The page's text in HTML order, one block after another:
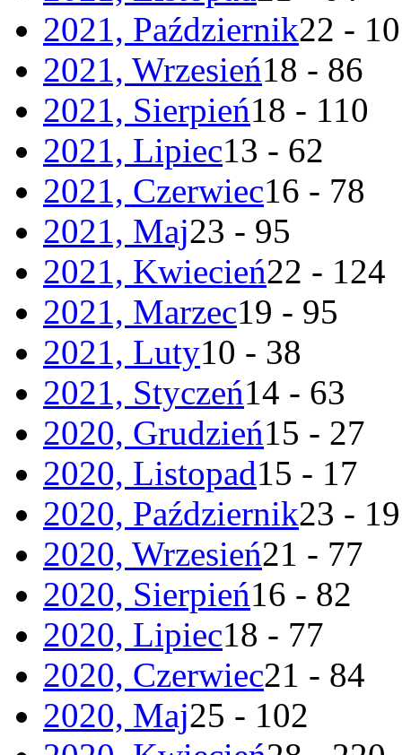
2021, Październik22 -
2021, Wrzesień18 - 86
2021, Sierpień18 - 110
2021, Lipiec13 - 62
2021, Czerwiec16 - 78
2021, Maj23 - 95
2021, Kwiecień22 - 124
2021, Marzec19 - 95
2021, Luty10 - 38
2021, Styczeń14 - 63
2020, Grudzień15 - 27
2020, Listopad15 - 17
2020, Październik23 - 19
2020, Wrzesień21 - 77
2020, Sierpień16 - 82
2020, Lipiec18 - 77
2020, Czerwiec21 - 84
2020, Maj25 - 102